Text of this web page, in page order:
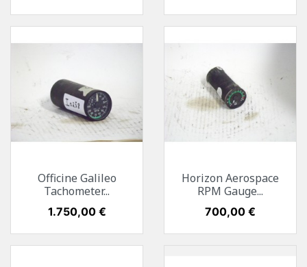
Officine Galileo
Tachometer...
Preis
1.750,00 €
Horizon Aerospace
RPM Gauge...
Preis
700,00 €